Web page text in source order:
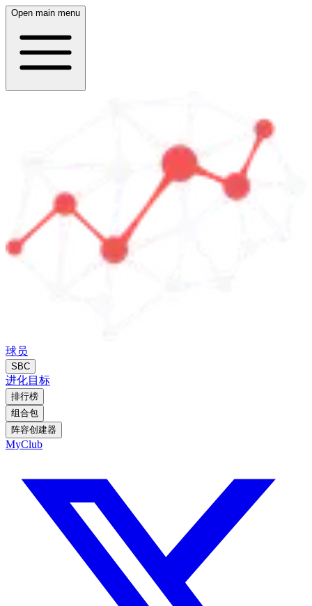
Open main menu
球员
SBC
进化目标
排行榜
组合包
阵容创建器
MyClub